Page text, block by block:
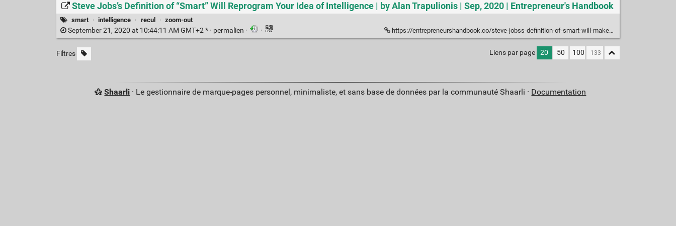
Steve Jobs’s Definition of “Smart” Will Reprogram Your Idea of Intelligence | by Alan Trapulionis | Sep, 2020 | Entrepreneur's Handbook
smart · intelligence · recul · zoom-out
September 21, 2020 at 10:44:11 AM GMT+2 * · permalien · · https://entrepreneurshandbook.co/steve-jobss-definition-of-smart-will-make-you-rethink-your-actions-6b1d7873fd46?source=email-b6f86b608e26-1600648782014-digest.reader------1-73------------------a770deb9_edbb_4631_8d9a_906fb1f20b35-1-587bf888_37da_4e7f_8d1f_5a3ea20f83ae----&gi=348b8e57ab37
Filtres Liens par page 20 50 100
Shaarli · Le gestionnaire de marque-pages personnel, minimaliste, et sans base de données par la communauté Shaarli · Documentation